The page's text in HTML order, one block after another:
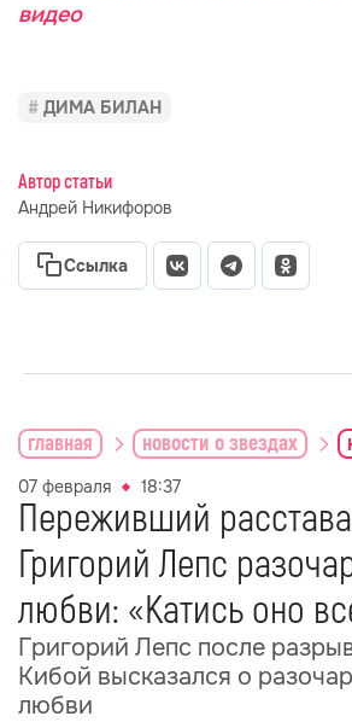
видео
ДИМА БИЛАН
Автор статьи
Андрей Никифоров
Ссылка
главная новости о звездах
07 февраля 18:37
Переживший
Григорий Лепс
любви: «Катись оно
Григорий Лепс после
Кибой высказался о
любви